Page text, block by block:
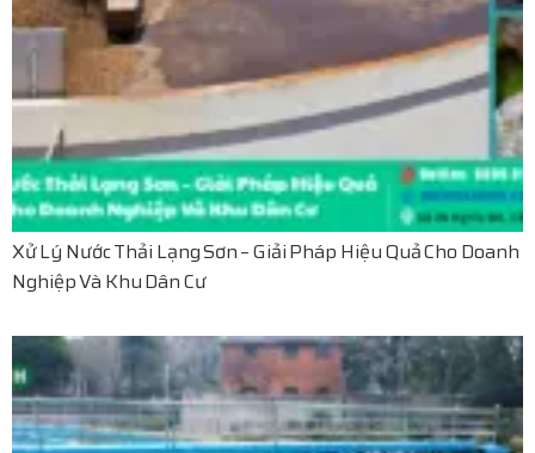
Xử Lý Nước Thải Lạng Sơn – Giải Pháp Hiệu Quả Cho Doanh
Nghiệp Và Khu Dân Cư